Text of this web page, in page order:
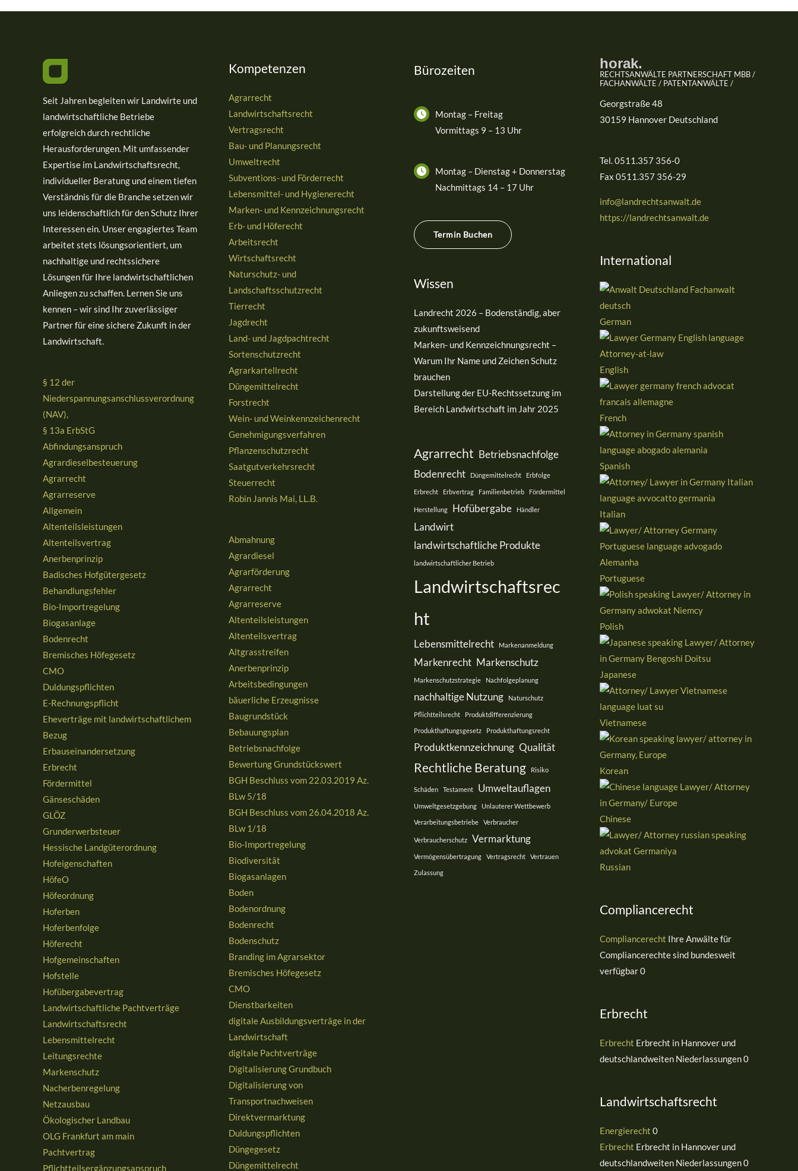
Seit Jahren begleiten wir Landwirte und
landwirtschaftliche Betriebe
erfolgreich durch rechtliche
Herausforderungen. Mit umfassender
Expertise im Landwirtschaftsrecht,
individueller Beratung und einem tiefen
Verständnis für die Branche setzen wir
uns leidenschaftlich für den Schutz Ihrer
Interessen ein. Unser engagiertes Team
arbeitet stets lösungsorientiert, um
nachhaltige und rechtssichere
Lösungen für Ihre landwirtschaftlichen
Anliegen zu schaffen. Lernen Sie uns
kennen – wir sind Ihr zuverlässiger
Partner für eine sichere Zukunft in der
Landwirtschaft.
§ 12 der
Niederspannungsanschlussverordnung
(NAV),
§ 13a ErbStG
Abfindungsanspruch
Agrardieselbesteuerung
Agrarrecht
Agrarreserve
Allgemein
Altenteilsleistungen
Altenteilsvertrag
Anerbenprinzip
Badisches Hofgütergesetz
Behandlungsfehler
Bio-Importregelung
Biogasanlage
Bodenrecht
Bremisches Höfegesetz
CMO
Duldungspflichten
E-Rechnungspflicht
Eheverträge mit landwirtschaftlichem
Bezug
Erbauseinandersetzung
Erbrecht
Fördermittel
Gänseschäden
GLÖZ
Grunderwerbsteuer
Hessische Landgüterordnung
Hofeigenschaften
HöfeO
Höfeordnung
Hoferben
Hoferbenfolge
Höferecht
Hofgemeinschaften
Hofstelle
Hofübergabevertrag
Landwirtschaftliche Pachtverträge
Landwirtschaftsrecht
Lebensmittelrecht
Leitungsrechte
Markenschutz
Nacherbenregelung
Netzausbau
Ökologischer Landbau
OLG Frankfurt am main
Pachtvertrag
Pflichtteilsergänzungsanspruch
Kompetenzen
Agrarrecht
Landwirtschaftsrecht
Vertragsrecht
Bau- und Planungsrecht
Umweltrecht
Subventions- und Förderrecht
Lebensmittel- und Hygienerecht
Marken- und Kennzeichnungsrecht
Erb- und Höferecht
Arbeitsrecht
Wirtschaftsrecht
Naturschutz- und
Landschaftsschutzrecht
Tierrecht
Jagdrecht
Land- und Jagdpachtrecht
Sortenschutzrecht
Agrarkartellrecht
Düngemittelrecht
Forstrecht
Wein- und Weinkennzeichenrecht
Genehmigungsverfahren
Pflanzenschutzrecht
Saatgutverkehrsrecht
Steuerrecht
Robin Jannis Mai, LL.B.
Abmahnung
Agrardiesel
Agrarförderung
Agrarrecht
Agrarreserve
Altenteilsleistungen
Altenteilsvertrag
Altgrasstreifen
Anerbenprinzip
Arbeitsbedingungen
bäuerliche Erzeugnisse
Baugrundstück
Bebauungsplan
Betriebsnachfolge
Bewertung Grundstückswert
BGH Beschluss vom 22.03.2019 Az.
BLw 5/18
BGH Beschluss vom 26.04.2018 Az.
BLw 1/18
Bio-Importregelung
Biodiversität
Biogasanlagen
Boden
Bodenordnung
Bodenrecht
Bodenschutz
Branding im Agrarsektor
Bremisches Höfegesetz
CMO
Dienstbarkeiten
digitale Ausbildungsverträge in der
Landwirtschaft
digitale Pachtverträge
Digitalisierung Grundbuch
Digitalisierung von
Transportnachweisen
Direktvermarktung
Duldungspflichten
Düngegesetz
Düngemittelrecht
Bürozeiten
Montag – Freitag
Vormittags 9 – 13 Uhr
Montag – Dienstag + Donnerstag
Nachmittags 14 – 17 Uhr
Termin Buchen
Wissen
Landrecht 2026 – Bodenständig, aber
zukunftsweisend
Marken- und Kennzeichnungsrecht –
Warum Ihr Name und Zeichen Schutz
brauchen
Darstellung der EU-Rechtssetzung im
Bereich Landwirtschaft im Jahr 2025
Agrarrecht Betriebsnachfolge
Bodenrecht
Düngemittelrecht Erbfolge
Erbrecht Erbvertrag Familienbetrieb Fördermittel
Herstellung Hofübergabe Händler
Landwirt
landwirtschaftliche Produkte
landwirtschaftlicher Betrieb
Landwirtschaftsrec
ht
Lebensmittelrecht Markenanmeldung
Markenrecht Markenschutz
Markenschutzstrategie Nachfolgeplanung
nachhaltige Nutzung Naturschutz
Pflichtteilsrecht Produktdifferenzierung
Produkthaftungsgesetz Produkthaftungsrecht
Produktkennzeichnung Qualität
Rechtliche Beratung Risiko
Schäden Testament Umweltauflagen
Umweltgesetzgebung Unlauterer Wettbewerb
Verarbeitungsbetriebe Verbraucher
Verbraucherschutz Vermarktung
Vermögensübertragung Vertragsrecht Vertrauen
Zulassung
horak.
RECHTSANWÄLTE PARTNERSCHAFT MBB /
FACHANWÄLTE / PATENTANWÄLTE /
Georgstraße 48
30159 Hannover Deutschland
Tel. 0511.357 356-0
Fax 0511.357 356-29
info@landrechtsanwalt.de
https://landrechtsanwalt.de
International
German
English
French
Spanish
Italian
Portuguese
Polish
Japanese
Vietnamese
Korean
Chinese
Russian
Compliancerecht
Compliancerecht Ihre Anwälte für
Compliancerechte sind bundesweit
verfügbar 0
Erbrecht
Erbrecht Erbrecht in Hannover und
deutschlandweiten Niederlassungen 0
Landwirtschaftsrecht
Energierecht 0
Erbrecht Erbrecht in Hannover und
deutschlandweiten Niederlassungen 0